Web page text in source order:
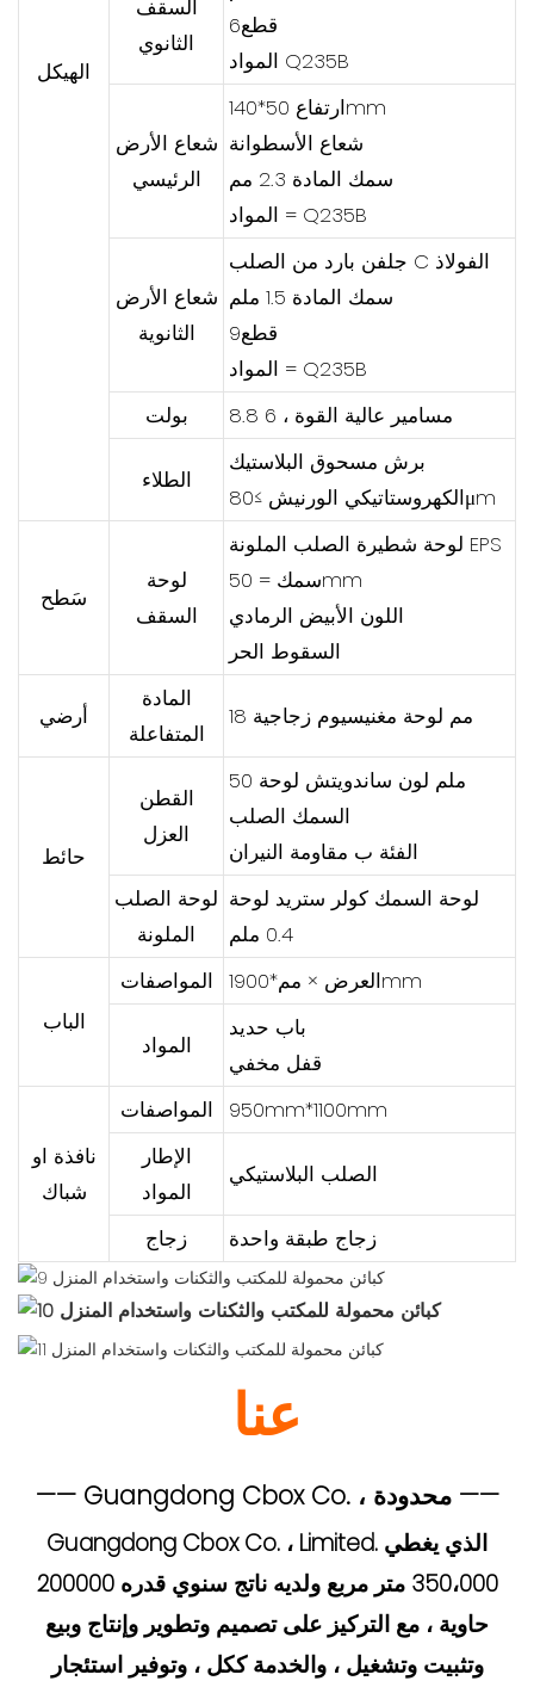
الهيكل
السقف
الثانوي
قطع6
المواد Q235B
شعاع الأرض
الرئيسي
ارتفاع 50*140mm
شعاع الأسطوانة
سمك المادة 2.3 مم
المواد = Q235B
شعاع الأرض
الثانوية
جلفن بارد من الصلب C الفولاذ
سمك المادة 1.5 ملم
قطع9
المواد = Q235B
بولت
8.8 مسامير عالية القوة ، 6
الطلاء
برش مسحوق البلاستيك
الكهروستاتيكي الورنيش ≥80μm
سَطح
لوحة
السقف
لوحة شطيرة الصلب الملونة EPS
سمك = 50mm
اللون الأبيض الرمادي
السقوط الحر
أرضي
المادة
المتفاعلة
18 مم لوحة مغنيسيوم زجاجية
حائط
القطن
العزل
50 ملم لون ساندويتش لوحة
السمك الصلب
الفئة ب مقاومة النيران
لوحة الصلب
الملونة
لوحة السمك كولر ستريد لوحة
0.4 ملم
الباب
المواصفات العرض × مم*1900mm
المواد
باب حديد
قفل مخفي
نافذة او
شباك
المواصفات
950mm*1100mm
الإطار
المواد
الصلب البلاستيكي
زجاج زجاج طبقة واحدة
عنا
—— Guangdong Cbox Co. ، محدودة ——
Guangdong Cbox Co. ، Limited. الذي يغطي
350،000 متر مربع ولديه ناتج سنوي قدره 200000
حاوية ، مع التركيز على تصميم وتطوير وإنتاج وبيع
وتثبيت وتشغيل ، والخدمة ككل ، وتوفير استئجار